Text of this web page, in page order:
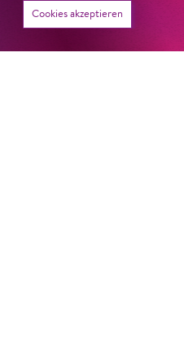
Cookies akzeptieren